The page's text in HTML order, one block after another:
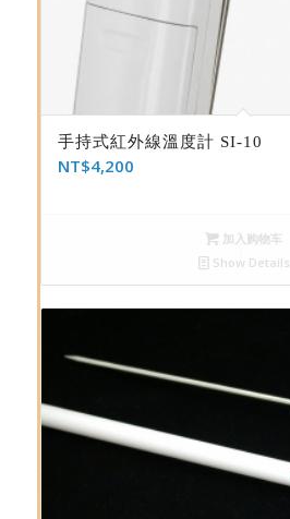
手持式紅外線溫度計 SI-10
NT$4,200
加入购物车
Show Details